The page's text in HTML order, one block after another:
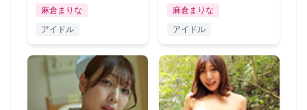
麻倉まりな
アイドル
麻倉まりな
アイドル